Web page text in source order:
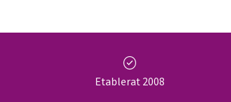
check_circle
Etablerat 2008